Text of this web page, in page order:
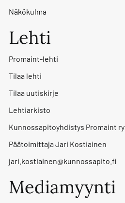
Näkökulma
Lehti
Promaint-lehti
Tilaa lehti
Tilaa uutiskirje
Lehtiarkisto
Kunnossapitoyhdistys Promaint ry
Päätoimittaja Jari Kostiainen
jari.kostiainen@kunnossapito.fi
Mediamyynti